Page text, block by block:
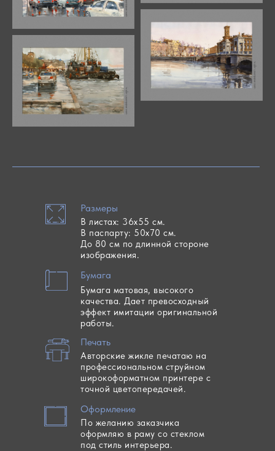
Авторские жикле печатаю на
профессиональном струйном
широкоформатном принтере с
точной цветопередачей.
Печать
По желанию заказчика
оформляю в раму со стеклом
под стиль интерьера.
Оформление
В листах: 36х55 см.
В паспарту: 50х70 см.
До 80 см по длинной стороне
изображения.
Размеры
Бумага матовая, высокого
качества. Дает превосходный
эффект имитации оригинальной
работы.
Бумага